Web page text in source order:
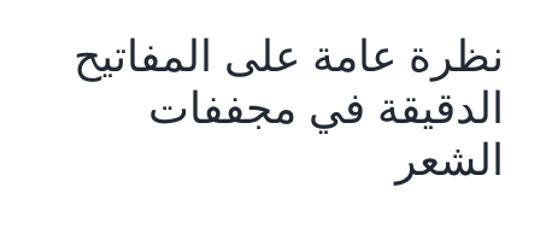
نظرة عامة على المفاتيح
الدقيقة في مجففات
الشعر